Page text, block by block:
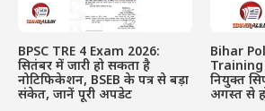
BPSC TRE 4 Exam 2026:
सितंबर में जारी हो सकता है
नोटिफिकेशन, BSEB के पत्र से बड़ा
संकेत, जानें पूरी अपडेट
Bihar
Training
नियुक्त
अगस्त से